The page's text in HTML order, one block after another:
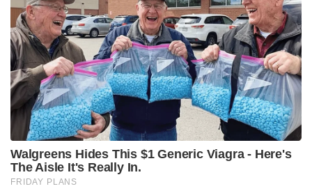
Walgreens Hides This $1 Generic Viagra - Here's
The Aisle It's Really In.
FRIDAY PLANS